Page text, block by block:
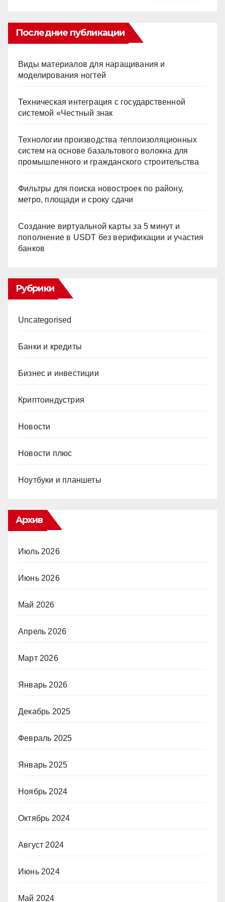
Последние публикации
Виды материалов для наращивания и
моделирования ногтей
Техническая интеграция с государственной
системой «Честный знак
Технологии производства теплоизоляционных
систем на основе базальтового волокна для
промышленного и гражданского строительства
Фильтры для поиска новостроек по району,
метро, площади и сроку сдачи
Создание виртуальной карты за 5 минут и
пополнение в USDT без верификации и участия
банков
Рубрики
Uncategorised
Банки и кредиты
Бизнес и инвестиции
Криптоиндустрия
Новости
Новости плюс
Ноутбуки и планшеты
Архив
Июль 2026
Июнь 2026
Май 2026
Апрель 2026
Март 2026
Январь 2026
Декабрь 2025
Февраль 2025
Январь 2025
Ноябрь 2024
Октябрь 2024
Август 2024
Июнь 2024
Май 2024